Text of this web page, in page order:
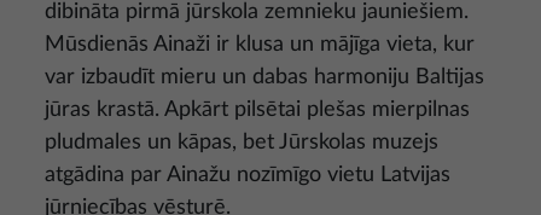
dibināta pirmā jūrskola zemnieku jauniešiem.
Mūsdienās Ainaži ir klusa un mājīga vieta, kur
var izbaudīt mieru un dabas harmoniju Baltijas
jūras krastā. Apkārt pilsētai plešas mierpilnas
pludmales un kāpas, bet Jūrskolas muzejs
atgādina par Ainažu nozīmīgo vietu Latvijas
jūrniecības vēsturē.